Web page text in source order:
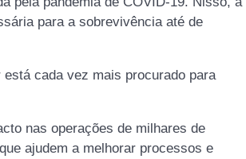
para a sobrevivência até de
cada vez mais procurado para
nas operações de milhares de
ajudem a melhorar processos e